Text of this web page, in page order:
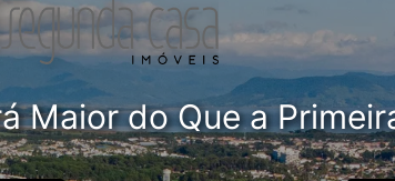
Maior do Que a